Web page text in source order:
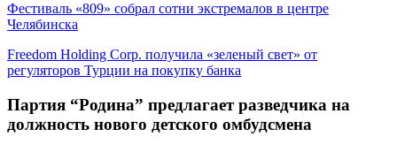
Фестиваль «809» собрал сотни экстремалов в центре
Челябинска
Freedom Holding Corp. получила «зеленый свет» от
регуляторов Турции на покупку банка
Партия “Родина” предлагает разведчика на
должность нового детского омбудсмена